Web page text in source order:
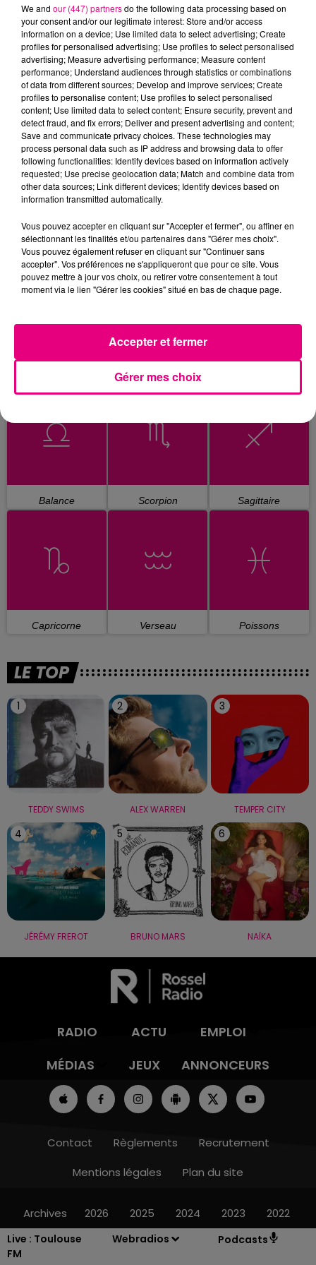
Live : Toulouse
FM
Webradios Podcasts
TAME IMPALA & JENNIE
Dracula
STROMAE & POMME
Ma Meilleure
Ennemie
FARRUKO & GREEICY &
STEVE AOKI
Yapaque
L'HOROSCOPE
Bélier Taureau Gémeaux
Lion
Balance Scorpion Sagittaire
Capricorne Verseau Poissons
LE TOP
1
TEDDY SWIMS
2
ALEX WARREN
3
TEMPER CITY
4
JÉRÉMY FREROT
5
BRUNO MARS
6
NAÏKA
RADIO ACTU
EMPLOI
MÉDIAS
JEUX ANNONCEURS
Contact Règlements
Recrutement
Mentions légales
Plan du site
Archives 2026 2025 2024 2023 2022
We and our (447) partnersdo the following data processing based on
your consent and/or our legitimate interest: Store and/or access
information on a device; Use limited data to select advertising; Create
profiles for personalised advertising; Use profiles to select personalised
advertising; Measure advertising performance; Measure content
performance; Understand audiences through statistics or combinations
of data from different sources; Develop and improve services; Create
profiles to personalise content; Use profiles to select personalised
content; Use limited data to select content; Ensure security, prevent and
detect fraud, and fix errors; Deliver and present advertising and content;
Save and communicate privacy choices. These technologies may
process personal data such as IP address and browsing data to offer
following functionalities: Identify devices based on information actively
requested; Use precise geolocation data; Match and combine data from
other data sources; Link different devices; Identify devices based on
information transmitted automatically.
Vous pouvez accepter en cliquant sur "Accepter et fermer", ou affiner en
sélectionnant les finalités et/ou partenaires dans "Gérer mes choix".
Vous pouvez également refuser en cliquant sur "Continuer sans
accepter". Vos préférences ne s'appliqueront que pour ce site. Vous
pouvez mettre à jour vos choix, ou retirer votre consentement à tout
moment via le lien "Gérer les cookies" situé en bas de chaque page.
Gérer mes choix
Accepter et fermer